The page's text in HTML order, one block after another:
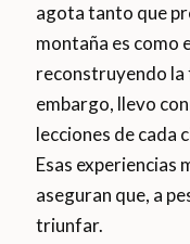
agota tanto que
montaña es como
reconstruyendo la
embargo, llevo
lecciones de cada
Esas experiencias
aseguran que, a
triunfar.